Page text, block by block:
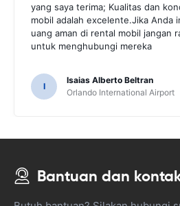
yang saya terima; Kualitas dan
mobil adalah excelente.Jika Anda
uang aman di rental mobil jangan
untuk menghubungi mereka
I
Isaias Alberto Beltran
Orlando International Airport
Bantuan dan